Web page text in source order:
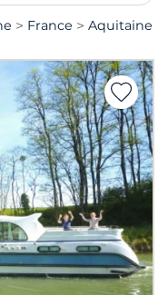
France Aquitaine